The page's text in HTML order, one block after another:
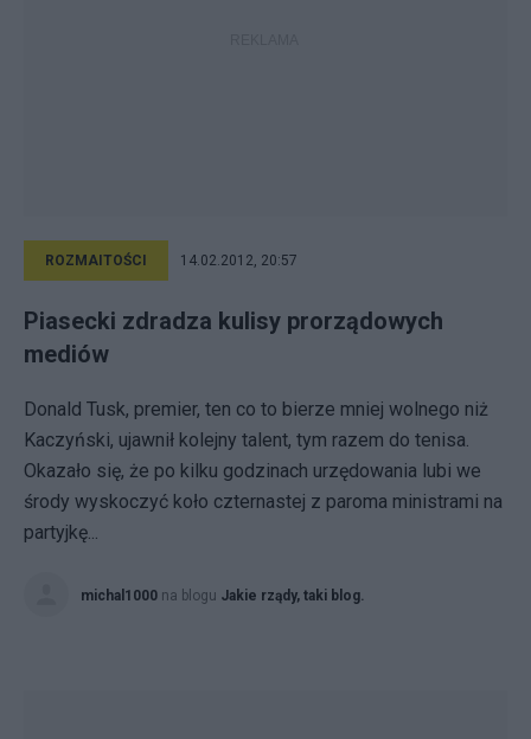
ROZMAITOŚCI 14.02.2012, 20:57
Piasecki zdradza kulisy prorządowych
mediów
Donald Tusk, premier, ten co to bierze mniej wolnego niż
Kaczyński, ujawnił kolejny talent, tym razem do tenisa.
Okazało się, że po kilku godzinach urzędowania lubi we
środy wyskoczyć koło czternastej z paroma ministrami na
partyjkę...
michal1000 na blogu Jakie rządy, taki blog.